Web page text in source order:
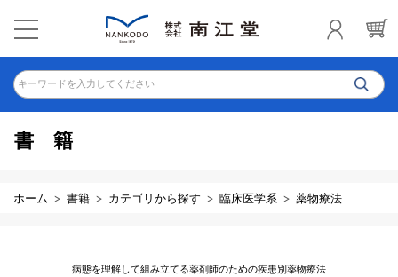
キーワードを入力してください
書籍
ホーム 書籍 カテゴリから探す 臨床医学系 薬物療法
病態を理解して組み立てる薬剤師のための疾患別薬物療法